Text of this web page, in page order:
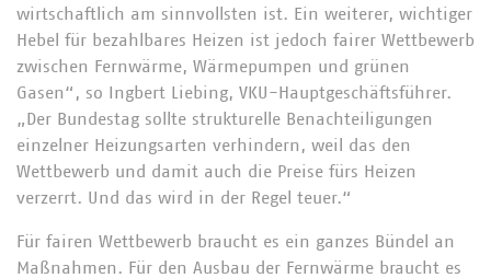
wirtschaftlich am sinnvollsten ist. Ein weiterer, wichtiger
Hebel für bezahlbares Heizen ist jedoch fairer Wettbewerb
zwischen Fernwärme, Wärmepumpen und grünen
Gasen“, so Ingbert Liebing, VKU-Hauptgeschäftsführer.
„Der Bundestag sollte strukturelle Benachteiligungen
einzelner Heizungsarten verhindern, weil das den
Wettbewerb und damit auch die Preise fürs Heizen
verzerrt. Und das wird in der Regel teuer.“
Für fairen Wettbewerb braucht es ein ganzes Bündel an
Maßnahmen. Für den Ausbau der Fernwärme braucht es